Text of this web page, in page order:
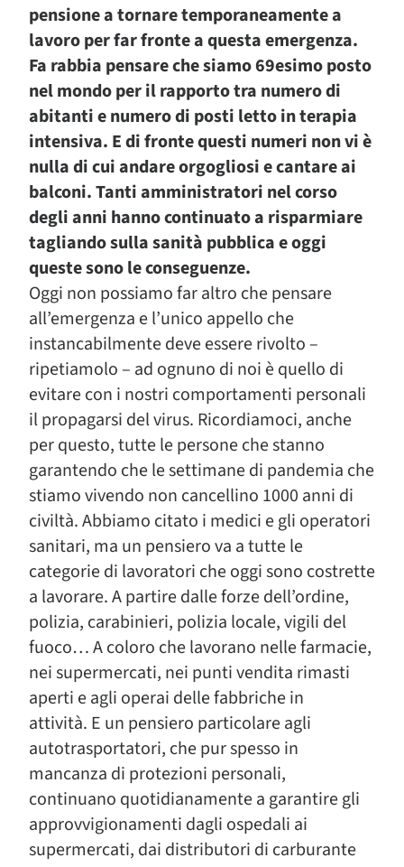
pensione a tornare temporaneamente a
lavoro per far fronte a questa emergenza.
Fa rabbia pensare che siamo 69esimo posto
nel mondo per il rapporto tra numero di
abitanti e numero di posti letto in terapia
intensiva. E di fronte questi numeri non vi è
nulla di cui andare orgogliosi e cantare ai
balconi. Tanti amministratori nel corso
degli anni hanno continuato a risparmiare
tagliando sulla sanità pubblica e oggi
queste sono le conseguenze.
Oggi non possiamo far altro che pensare
all’emergenza e l’unico appello che
instancabilmente deve essere rivolto –
ripetiamolo – ad ognuno di noi è quello di
evitare con i nostri comportamenti personali
il propagarsi del virus. Ricordiamoci, anche
per questo, tutte le persone che stanno
garantendo che le settimane di pandemia che
stiamo vivendo non cancellino 1000 anni di
civiltà. Abbiamo citato i medici e gli operatori
sanitari, ma un pensiero va a tutte le
categorie di lavoratori che oggi sono costrette
a lavorare. A partire dalle forze dell’ordine,
polizia, carabinieri, polizia locale, vigili del
fuoco… A coloro che lavorano nelle farmacie,
nei supermercati, nei punti vendita rimasti
aperti e agli operai delle fabbriche in
attività. E un pensiero particolare agli
autotrasportatori, che pur spesso in
mancanza di protezioni personali,
continuano quotidianamente a garantire gli
approvvigionamenti dagli ospedali ai
supermercati, dai distributori di carburante